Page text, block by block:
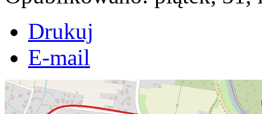
Drukuj
E-mail